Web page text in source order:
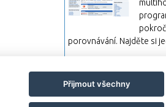
porovnávání. Najděte si
Přijmout všechny